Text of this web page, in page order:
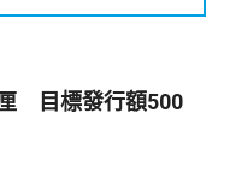
目標發行額500